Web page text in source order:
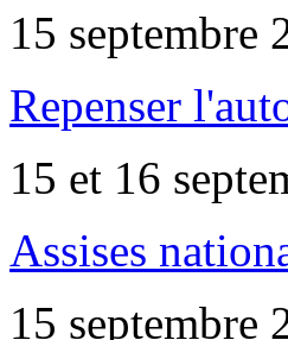
15 septembre
Repenser
15 et 16
Assises
15 septembre